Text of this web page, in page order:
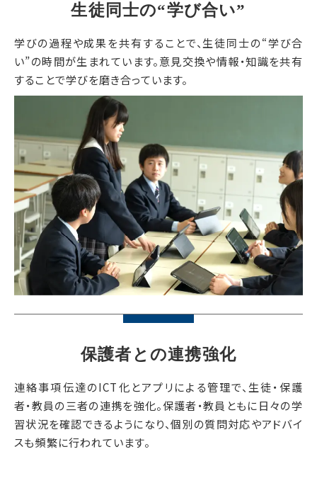
生徒同士の“学び合い”
学びの過程や成果を共有することで、生徒同士の“学び合
い”の時間が生まれています。意見交換や情報・知識を共有
することで学びを磨き合っています。
保護者との連携強化
連絡事項伝達のICT化とアプリによる管理で、生徒・保護
者・教員の三者の連携を強化。保護者・教員ともに日々の学
習状況を確認できるようになり、個別の質問対応やアドバイ
スも頻繁に行われています。